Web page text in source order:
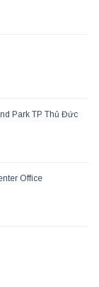
Park TP Thủ Đức
Office